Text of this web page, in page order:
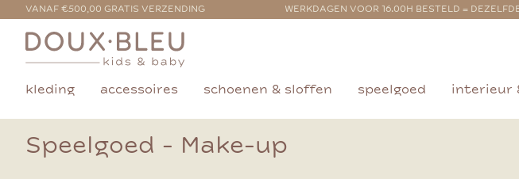
VANAF €500,00 GRATIS VERZENDING WERKDAGEN VOOR 16.00H BESTELD =
kleding accessoires schoenen & sloffen speelgoed interieur
Speelgoed - Make-up